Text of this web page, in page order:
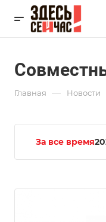
Главная — Новости
За все время